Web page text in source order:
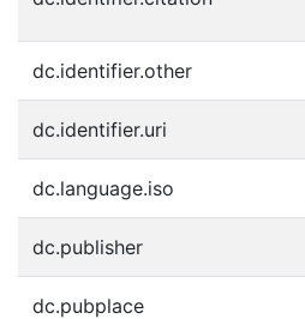
dc.identifier.other
dc.identifier.uri
dc.language.iso
dc.publisher
dc.pubplace